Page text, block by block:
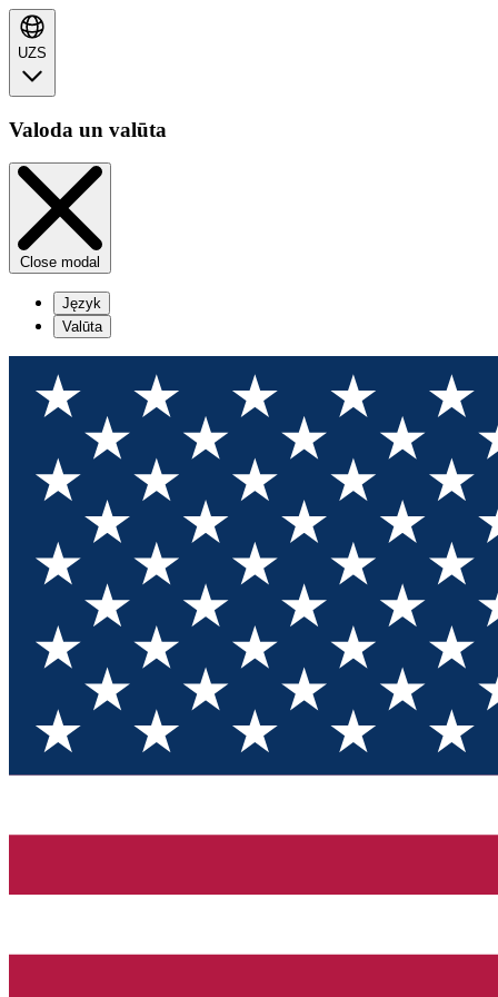
UZS
Valoda un valūta
Close modal
Język
Valūta